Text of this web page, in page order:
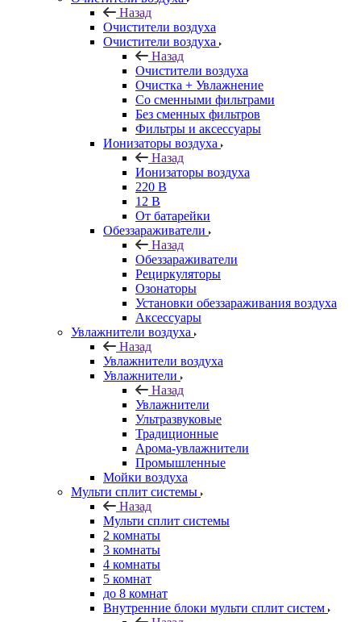
Назад
Очистители воздуха
Очистители воздуха
Назад
Очистители воздуха
Очистка + Увлажнение
Cо сменными фильтрами
Без сменных фильтров
Фильтры и аксессуары
Ионизаторы воздуха
Назад
Ионизаторы воздуха
220 В
12 В
От батарейки
Обеззараживатели
Назад
Обеззараживатели
Рециркуляторы
Озонаторы
Установки обеззараживания воздуха
Аксессуары
Увлажнители воздуха
Назад
Увлажнители воздуха
Увлажнители
Назад
Увлажнители
Ультразвуковые
Традиционные
Арома-увлажнители
Промышленные
Мойки воздуха
Мульти сплит системы
Назад
Мульти сплит системы
2 комнаты
3 комнаты
4 комнаты
5 комнат
до 8 комнат
Внутренние блоки мульти сплит систем